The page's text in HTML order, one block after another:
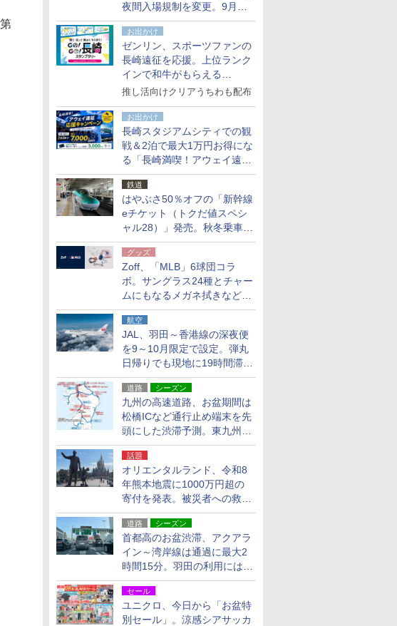
夜間入場規制を変更。9月か
ら18時50分～20時ごろに
お出かけ
ゼンリン、スポーツファンの
長崎遠征を応援。上位ランク
インで和牛がもらえる
「GO！GO！長崎スタンプラ
推し活向けクリアうちわも配布
お出かけ
長崎スタジアムシティでの観
戦＆2泊で最大1万円お得にな
る「長崎満喫！アウェイ遠征
応援キャンペーン」
鉄道
はやぶさ50％オフの「新幹線
eチケット（トクだ値スペシ
ャル28）」発売。秋冬乗車
分、えきねっと限定
グッズ
Zoff、「MLB」6球団コラ
ボ。サングラス24種とチャー
ムにもなるメガネ拭きなど雑
貨24種
航空
JAL、羽田～香港線の深夜便
を9～10月限定で設定。弾丸
日帰りでも現地に19時間滞在
できる
道路 シーズン
九州の高速道路、お盆期間は
松橋ICなど通行止め端末を先
頭にした渋滞予測。東九州道
への迂回は料金調整を実施
話題
オリエンタルランド、令和8
年熊本地震に1000万円超の
寄付を発表。被災者への救援
活動・復旧支援
道路 シーズン
首都高のお盆渋滞、アクアラ
イン～湾岸線は通過に最大2
時間15分。羽田の利用には
「空港西出口」の利用検討を
セール
ユニクロ、今日から「お盆特
別セール」。涼感シアサッカ